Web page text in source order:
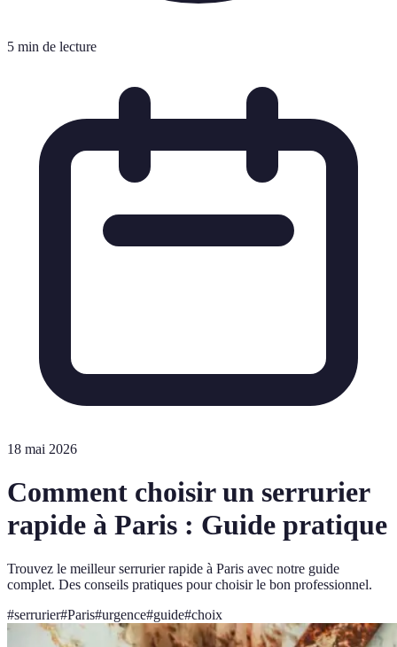
5 min de lecture
18 mai 2026
Comment choisir un serrurier
rapide à Paris : Guide pratique
Trouvez le meilleur serrurier rapide à Paris avec notre guide
complet. Des conseils pratiques pour choisir le bon professionnel.
#serrurier#Paris#urgence#guide#choix